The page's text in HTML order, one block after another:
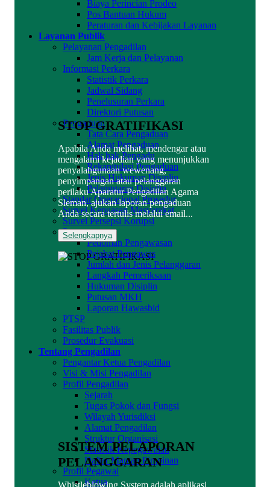
Biaya Perincian Prodeo
Pos Bantuan Hukum
Peraturan dan Kebijakan Layanan
Layanan Publik
Pelayanan Pengadilan
Jam Kerja dan Pelayanan
Informasi Perkara
Statistik Perkara
Jadwal Sidang
Penelusuran Perkara
Direktori Putusan
Pengaduan
Tata Cara Pengaduan
Alamat Pengaduan
Hak hak Pengadu
Rekapitulasi Pengaduan
Jenis Hukuman Disiplin
Pelanggaran Disiplin
Standar Operasional Prosedur
Survei Kepuasan Masyarakat
Survei Persepsi Korupsi
Pengawasan
Pedoman Pengawasan
Pejabat Pengawas
Jumlah dan Jenis Pelanggaran
Langkah Pemeriksaan
Hukuman Disiplin
Putusan MKH
Laporan Hawasbid
PTSP
Fasilitas Publik
Prosedur Evakuasi
Tentang Pengadilan
Pengantar Ketua Pengadilan
Visi & Misi Pengadilan
Profil Pengadilan
Sejarah
Tugas Pokok dan Fungsi
Wilayah Yurisdiksi
Alamat Pengadilan
Struktur Organisasi
Statistik Kepegawaian
Daftar Mantan Pimpinan
Profil Pegawai
Ketua
STOP GRATIFIKASI
Apabila Anda melihat, mendengar atau
mengalami kejadian yang menunjukkan
penyalahgunaan wewenang,
penyimpangan atau pelanggaran
perilaku Aparatur Pengadilan Agama
Sleman, ajukan laporan pengaduan
Anda secara tertulis melalui email...
Selengkapnya
SISTEM PELAPORAN
PELANGGARAN
Whistleblowing System adalah aplikasi